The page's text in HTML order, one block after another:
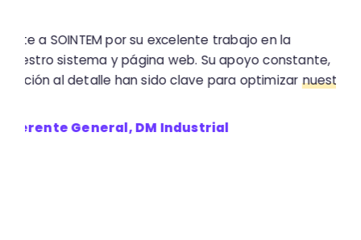
SOINTEM por su excelente trabajo en la
y página web. Su apoyo constante,
al detalle han sido clave para optimizarnuestros
General, DM Industrial